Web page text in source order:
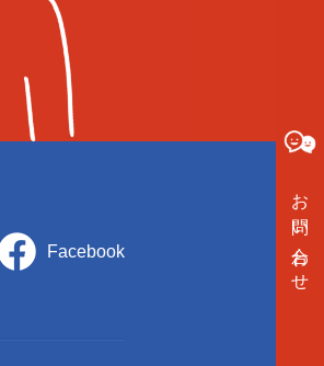
お問い合わせ
Facebook